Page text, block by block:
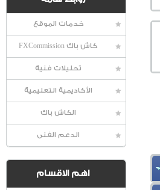
خدمات الموقع
كاش باك FXCommission
تحليلات فنية
الأكاديمية التعليمية
الكاش باك
الدعم الفنى
اهم الاقسام